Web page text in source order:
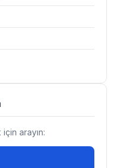
arayın: